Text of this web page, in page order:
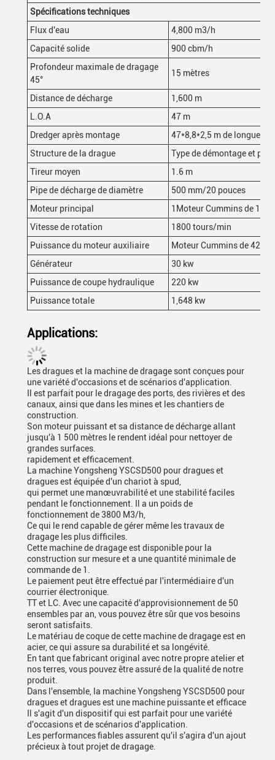
Spécifications techniques
Flux d'eau
4,800 m3/h
Capacité solide
900 cbm/h
Profondeur maximale de dragage
45°
15 mètres
Distance de décharge
1,600 m
L.O.A
47 m
Dredger après montage
47*8,8*2,5 m de longueur
Structure de la drague
Type de démontage et
Tireur moyen
1.6 m
Pipe de décharge de diamètre
500 mm/20 pouces
Moteur principal
1Moteur Cummins de 193
Vitesse de rotation
1800 tours/min
Puissance du moteur auxiliaire
Moteur Cummins de 425
Générateur
30 kw
Puissance de coupe hydraulique
220 kw
Puissance totale
1,648 kw
Applications:
Les dragues et la machine de dragage sont conçues pour
une variété d'occasions et de scénarios d'application.
Il est parfait pour le dragage des ports, des rivières et des
canaux, ainsi que dans les mines et les chantiers de
construction.
Son moteur puissant et sa distance de décharge allant
jusqu'à 1 500 mètres le rendent idéal pour nettoyer de
grandes surfaces.
rapidement et efficacement.
La machine Yongsheng YSCSD500 pour dragues et
dragues est équipée d'un chariot à spud,
qui permet une manœuvrabilité et une stabilité faciles
pendant le fonctionnement. Il a un poids de
fonctionnement de 3800 M3/h,
Ce qui le rend capable de gérer même les travaux de
dragage les plus difficiles.
Cette machine de dragage est disponible pour la
construction sur mesure et a une quantité minimale de
commande de 1.
Le paiement peut être effectué par l'intermédiaire d'un
courrier électronique.
TT et LC. Avec une capacité d'approvisionnement de 50
ensembles par an, vous pouvez être sûr que vos besoins
seront satisfaits.
Le matériau de coque de cette machine de dragage est en
acier, ce qui assure sa durabilité et sa longévité.
En tant que fabricant original avec notre propre atelier et
nos terres, vous pouvez être assuré de la qualité de notre
produit.
Dans l'ensemble, la machine Yongsheng YSCSD500 pour
dragues et dragues est une machine puissante et efficace
Il s'agit d'un dispositif qui est parfait pour une variété
d'occasions et de scénarios d'application.
Les performances fiables assurent qu'il s'agira d'un ajout
précieux à tout projet de dragage.